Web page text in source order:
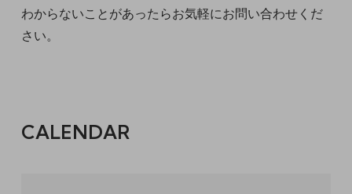
わからないことがあったらお気軽にお問い合わせくだ
さい。
CALENDAR